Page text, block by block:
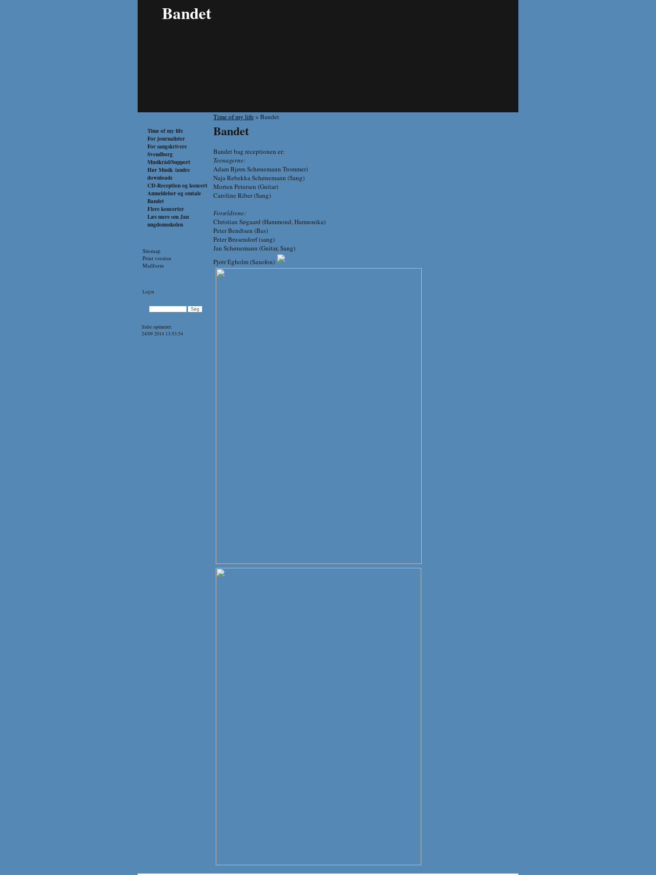
Bandet
Time of my life
For journalister
For sangskrivere
Svendborg
Musikråd/Support
Hør Musik /andre
downloads
CD-Reception og koncert
Anmeldelser og omtale
Bandet
Flere koncerter
Læs mere om Jan
ungdomsskolen
Sitemap
Print version
Mailform
Login
Sidst opdateret:
24/09 2014 13:53:54
Time of my life > Bandet
Bandet
Bandet bag receptionen er:
Teenagerne:
Adam Bjørn Schønemann Trommer)
Naja Rebekka Schønemann (Sang)
Morten Petersen (Guitar)
Caroline Riber (Sang)
Forældrene:
Christian Søgaard (Hammond, Harmonika)
Peter Bendtsen (Bas)
Peter Brusendorf (sang)
Jan Schønemann (Guitar, Sang)
Pjotr Egholm (Saxofon)